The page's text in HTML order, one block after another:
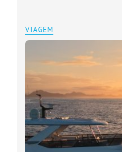
VIAGEM